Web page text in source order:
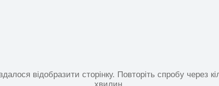
відобразити сторінку. Повторіть спробу через